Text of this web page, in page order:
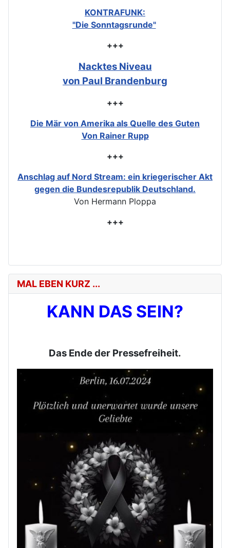
KONTRAFUNK:
"Die Sonntagsrunde"
+++
Nacktes Niveau
von Paul Brandenburg
+++
Die Mär von Amerika als Quelle des Guten
Von Rainer Rupp
+++
Anschlag auf Nord Stream: ein kriegerischer Akt
gegen die Bundesrepublik Deutschland.
Von Hermann Ploppa
+++
MAL EBEN KURZ ...
KANN DAS SEIN?
Das Ende der Pressefreiheit.